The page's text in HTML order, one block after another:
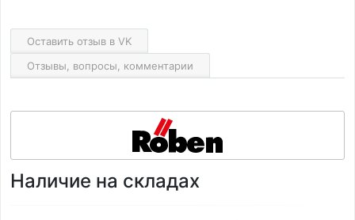
Оставить отзыв в VK
Отзывы, вопросы, комментарии
Наличие на складах